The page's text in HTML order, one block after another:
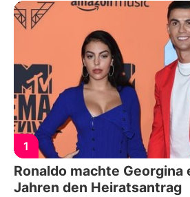
1
Ronaldo machte Georgina
Jahren den Heiratsantrag